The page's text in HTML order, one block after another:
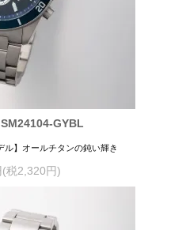
SM24104-GYBL
ル】オールチタンの鈍い輝き
税2,320円)